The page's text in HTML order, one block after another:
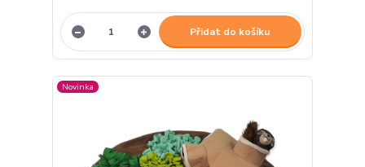
Přidat do košíku
Novinka